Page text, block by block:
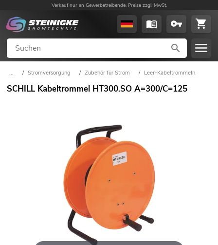
Verkauf nur an Gewerbetreibende. Preise zzgl. MwSt.
... / Stromversorgung / Zubehör für Strom / Leer-Kabeltrommeln
SCHILL Kabeltrommel HT300.SO A=300/C=125